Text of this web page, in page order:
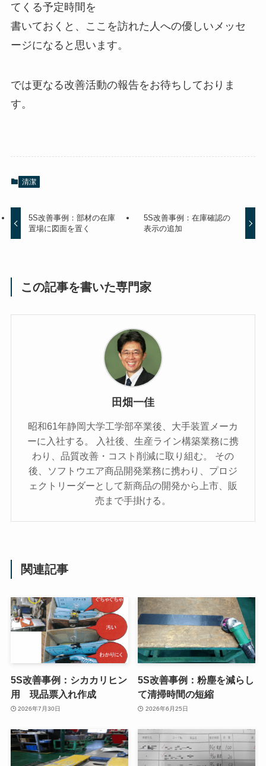
てくる予定時間を
書いておくと、ここを訪れた人への優しいメッセ
ージになると思います。
では更なる改善活動の報告をお待ちしておりま
す。
清潔
5S改善事例：部材の在庫
置場に図面を置く
5S改善事例：在庫確認の
表示の追加
この記事を書いた専門家
田畑一佳
昭和61年静岡大学工学部卒業後、大手装置メーカ
ーに入社する。 入社後、生産ライン構築業務に携
わり、品質改善・コスト削減に取り組む。 その
後、ソフトウエア商品開発業務に携わり、プロジ
ェクトリーダーとして新商品の開発から上市、販
売まで手掛ける。
関連記事
5S改善事例：シカカリヒン
用 現品票入れ作成
2026年7月30日
5S改善事例：粉塵を減らし
て清掃時間の短縮
2026年6月25日